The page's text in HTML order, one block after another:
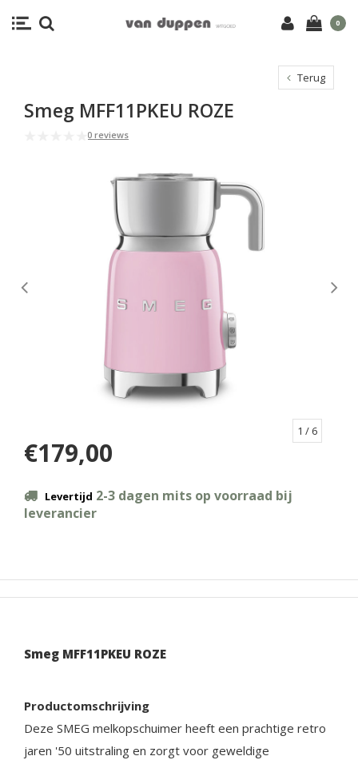
0
Terug
Smeg MFF11PKEU ROZE
0 reviews
1 / 6
€179,00
Levertijd 2-3 dagen mits op voorraad bij
leverancier
Smeg MFF11PKEU ROZE
Productomschrijving
Deze SMEG melkopschuimer heeft een prachtige retro
jaren '50 uitstraling en zorgt voor geweldige